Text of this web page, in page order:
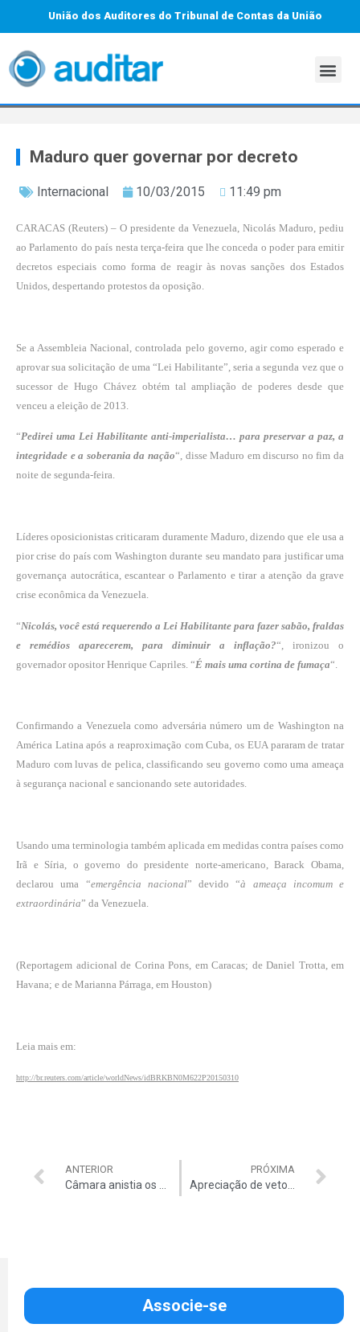
União dos Auditores do Tribunal de Contas da União
Maduro quer governar por decreto
Internacional 10/03/2015 11:49 pm
CARACAS (Reuters) – O presidente da Venezuela, Nicolás Maduro, pediu
ao Parlamento do país nesta terça-feira que lhe conceda o poder para emitir
decretos especiais como forma de reagir às novas sanções dos Estados
Unidos, despertando protestos da oposição.
Se a Assembleia Nacional, controlada pelo governo, agir como esperado e
aprovar sua solicitação de uma “Lei Habilitante”, seria a segunda vez que o
sucessor de Hugo Chávez obtém tal ampliação de poderes desde que
venceu a eleição de 2013.
“Pedirei uma Lei Habilitante anti-imperialista… para preservar a paz, a
integridade e a soberania da nação“, disse Maduro em discurso no fim da
noite de segunda-feira.
Líderes oposicionistas criticaram duramente Maduro, dizendo que ele usa a
pior crise do país com Washington durante seu mandato para justificar uma
governança autocrática, escantear o Parlamento e tirar a atenção da grave
crise econômica da Venezuela.
“Nicolás, você está requerendo a Lei Habilitante para fazer sabão, fraldas
e remédios aparecerem, para diminuir a inflação?“, ironizou o
governador opositor Henrique Capriles. “É mais uma cortina de fumaça“.
Confirmando a Venezuela como adversária número um de Washington na
América Latina após a reaproximação com Cuba, os EUA pararam de tratar
Maduro com luvas de pelica, classificando seu governo como uma ameaça
à segurança nacional e sancionando sete autoridades.
Usando uma terminologia também aplicada em medidas contra países como
Irã e Síria, o governo do presidente norte-americano, Barack Obama,
declarou uma “emergência nacional” devido “à ameaça incomum e
extraordinária” da Venezuela.
(Reportagem adicional de Corina Pons, em Caracas; de Daniel Trotta, em
Havana; e de Marianna Párraga, em Houston)
Leia mais em:
http://br.reuters.com/article/worldNews/idBRKBN0M622P20150310
ANTERIOR PRÓXIMA
Associe-se